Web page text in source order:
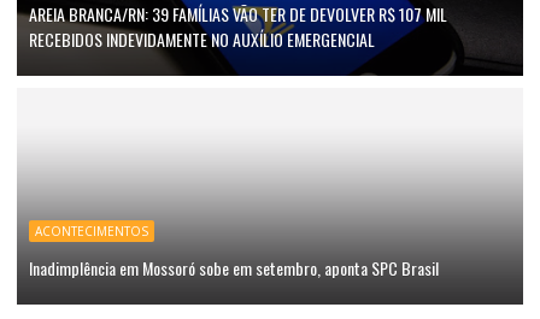
AREIA BRANCA/RN: 39 FAMÍLIAS VÃO TER DE DEVOLVER R$ 107 MIL
RECEBIDOS INDEVIDAMENTE NO AUXÍLIO EMERGENCIAL
ACONTECIMENTOS
Inadimplência em Mossoró sobe em setembro, aponta SPC Brasil